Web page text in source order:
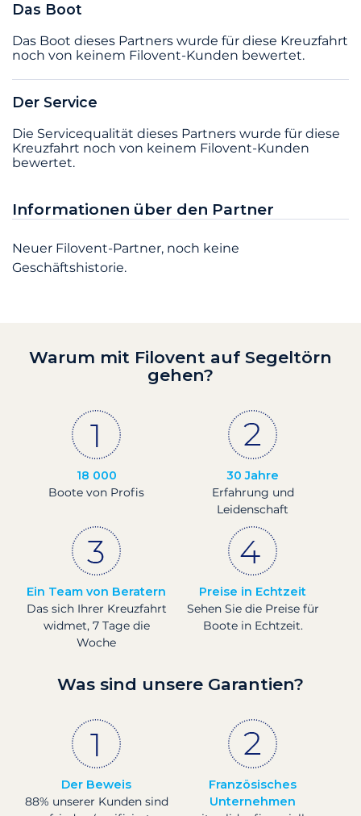
Das Boot
Das Boot dieses Partners wurde für diese Kreuzfahrt
noch von keinem Filovent-Kunden bewertet.
Der Service
Die Servicequalität dieses Partners wurde für diese
Kreuzfahrt noch von keinem Filovent-Kunden
bewertet.
Informationen über den Partner
Neuer Filovent-Partner, noch keine
Geschäftshistorie.
Warum mit Filovent auf Segeltörn
gehen?
18 000
Boote von Profis
30 Jahre
Erfahrung und
Leidenschaft
Ein Team von Beratern
Das sich Ihrer Kreuzfahrt
widmet, 7 Tage die
Woche
Preise in Echtzeit
Sehen Sie die Preise für
Boote in Echtzeit.
Was sind unsere Garantien?
Der Beweis
88% unserer Kunden sind
Französisches
Unternehmen